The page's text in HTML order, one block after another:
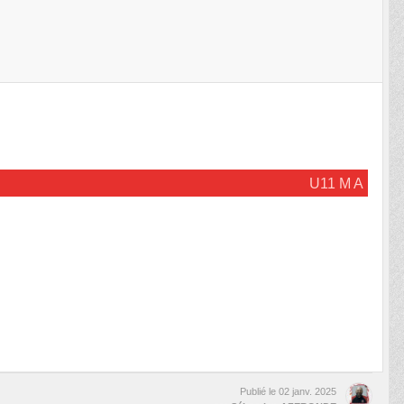
U11 M A
Publié le 02 janv. 2025